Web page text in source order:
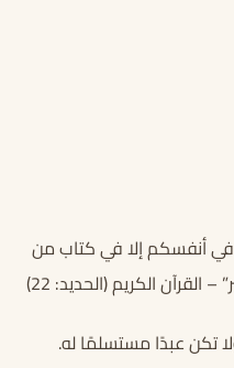
أنفسكم إلا في كتاب من
الكريم (الحديد: 22)
تكن عبدًا مستسلمًا له.